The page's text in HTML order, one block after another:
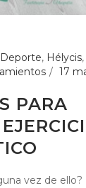
Deporte, Hélycis,
17
PARA
vez de ello?